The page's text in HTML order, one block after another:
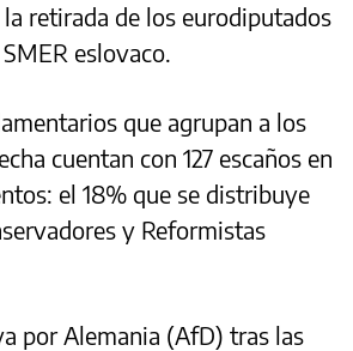
retirada de los eurodiputados
eslovaco.
que agrupan a los
cuentan con 127 escaños en
el 18% que se distribuye
y Reformistas
por Alemania (AfD) tras las